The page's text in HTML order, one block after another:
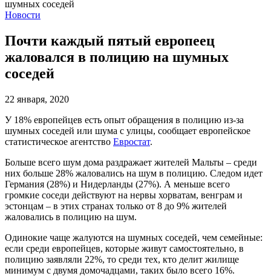
Новости
Почти каждый пятый европеец
жаловался в полицию на шумных
соседей
22 января, 2020
У 18% европейцев есть опыт обращения в полицию из-за
шумных соседей или шума с улицы, сообщает европейское
статистическое агентство Евростат.
Больше всего шум дома раздражает жителей Мальты – среди
них больше 28% жаловались на шум в полицию. Следом идет
Германия (28%) и Нидерланды (27%). А меньше всего
громкие соседи действуют на нервы хорватам, венграм и
эстонцам – в этих странах только от 8 до 9% жителей
жаловались в полицию на шум.
Одинокие чаще жалуются на шумных соседей, чем семейные:
если среди европейцев, которые живут самостоятельно, в
полицию заявляли 22%, то среди тех, кто делит жилище
минимум с двумя домочадцами, таких было всего 16%.